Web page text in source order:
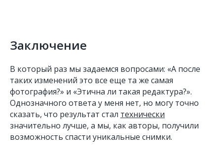
Заключение
В который раз мы задаемся вопросами: «А после
таких изменений это все еще та же самая
фотография?» и «Этична ли такая редактура?».
Однозначного ответа у меня нет, но могу точно
сказать, что результат стал технически
значительно лучше, а мы, как авторы, получили
возможность спасти уникальные снимки.